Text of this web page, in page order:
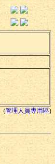
(管理人員專用區)